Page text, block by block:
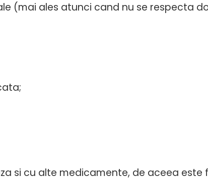
(mai ales atunci cand nu se respecta
si cu alte medicamente, de aceea